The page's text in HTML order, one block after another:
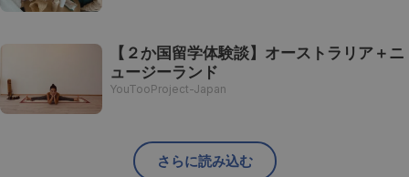
【２か国留学体験談】オーストラリア＋ニ
ュージーランド
YouTooProject-Japan
さらに読み込む